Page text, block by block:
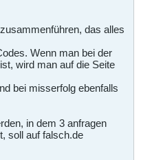
das alles
Wenn man bei der
wird man auf die Seite
bei misserfolg ebenfalls
in dem 3 anfragen
soll auf falsch.de